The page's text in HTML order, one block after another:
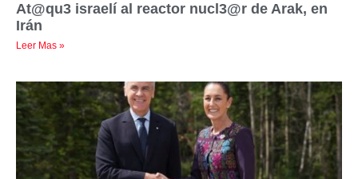
At@qu3 israelí al reactor nucl3@r de Arak, en
Irán
Leer Mas »